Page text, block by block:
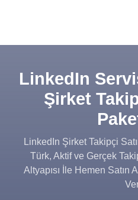
LinkedIn
Şirket
LinkedIn Şirket Takipçi
Türk, Aktif ve Gerçek
Altyapısı İle Hemen